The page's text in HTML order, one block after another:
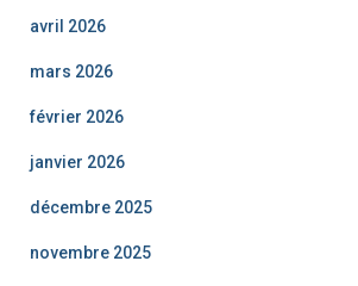
avril 2026
mars 2026
février 2026
janvier 2026
décembre 2025
novembre 2025